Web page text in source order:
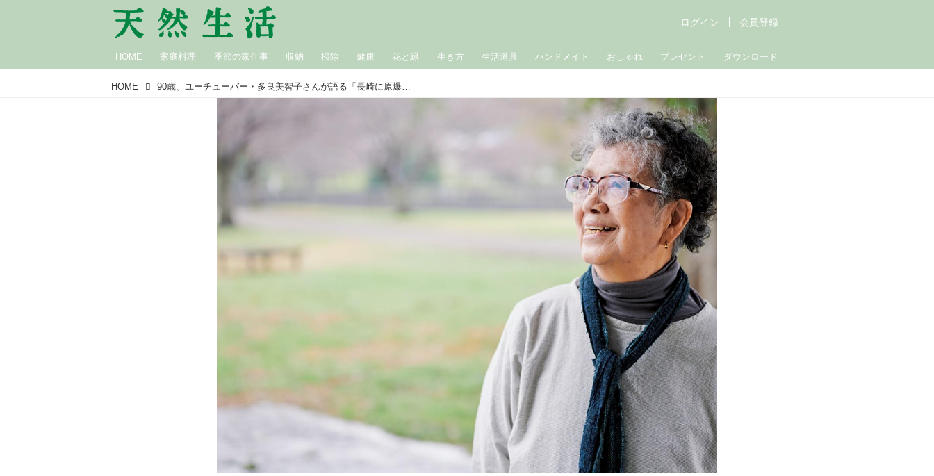
HOME 家庭料理 季節の家仕事 収納 掃除 健康 花と緑 生き方 生活道具 ハンドメイド おしゃれ プレゼント ダウンロード
ログイン 会員登録
HOME 90歳、ユーチューバー・多良美智子さんが語る「長崎に原爆が落ちた日」80年前、少女が体験した戦争の記憶...眩しい光と強い風、そして空から黒い雨が降ってきた